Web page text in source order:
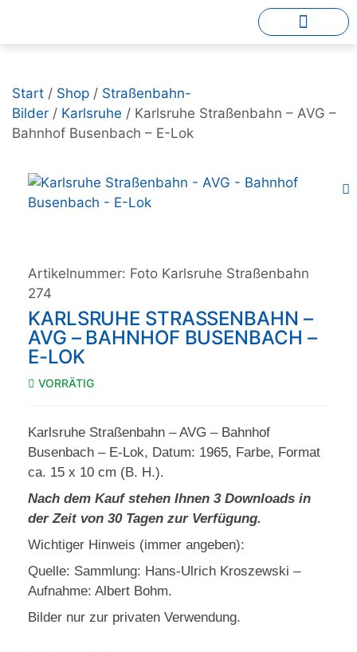
Start / Shop / Straßenbahn-
Bilder / Karlsruhe / Karlsruhe Straßenbahn – AVG –
Bahnhof Busenbach – E-Lok
Artikelnummer: Foto Karlsruhe Straßenbahn
274
KARLSRUHE STRASSENBAHN – A
VG – BAHNHOF BUSENBACH – E
-LOK
VORRÄTIG
Karlsruhe Straßenbahn – AVG – Bahnhof
Busenbach – E-Lok, Datum: 1965, Farbe, Format
ca. 15 x 10 cm (B. H.).
Nach dem Kauf stehen Ihnen 3 Downloads in
der Zeit von 30 Tagen zur Verfügung.
Wichtiger Hinweis (immer angeben):
Quelle: Sammlung: Hans-Ulrich Kroszewski –
Aufnahme: Albert Bohm.
Bilder nur zur privaten Verwendung.